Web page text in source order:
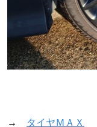
→ タイヤＭＡＸ